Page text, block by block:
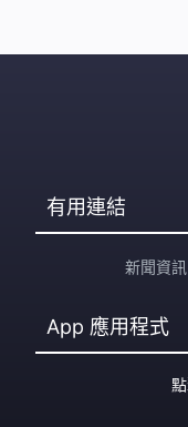
有用連結
新聞資訊
App 應用程式